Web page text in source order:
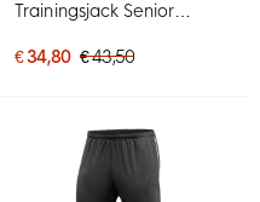
Trainingsjack Senior
€ 34,80 € 43,50